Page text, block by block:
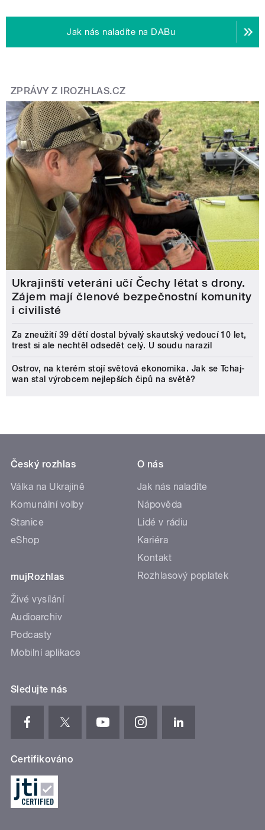
Jak nás naladíte na DABu
ZPRÁVY Z IROZHLAS.CZ
Ukrajinští veteráni učí Čechy létat s drony.
Zájem mají členové bezpečnostní komunity
i civilisté
Za zneužití 39 dětí dostal bývalý skautský vedoucí 10 let,
trest si ale nechtěl odsedět celý. U soudu narazil
Ostrov, na kterém stojí světová ekonomika. Jak se Tchaj-
wan stal výrobcem nejlepších čipů na světě?
Český rozhlas
Válka na Ukrajině
Komunální volby
Stanice
eShop
mujRozhlas
Živé vysílání
Audioarchiv
Podcasty
Mobilní aplikace
O nás
Jak nás naladíte
Nápověda
Lidé v rádiu
Kariéra
Kontakt
Rozhlasový poplatek
Sledujte nás
Certifikováno